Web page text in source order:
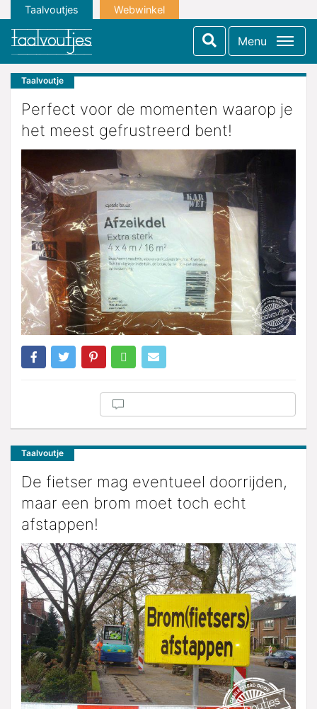
Taalvoutjes Webwinkel
Menu
Taalvoutje
Perfect voor de momenten waarop je
het meest gefrustreerd bent!
Taalvoutje
De fietser mag eventueel doorrijden,
maar een brom moet toch echt
afstappen!